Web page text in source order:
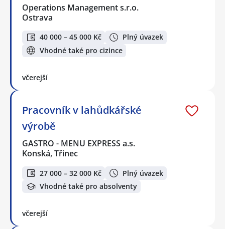
Operations Management s.r.o.
Ostrava
40 000 – 45 000 Kč
Plný úvazek
Vhodné také pro cizince
včerejší
Pracovník v lahůdkářské
výrobě
GASTRO - MENU EXPRESS a.s.
Konská, Třinec
27 000 – 32 000 Kč
Plný úvazek
Vhodné také pro absolventy
včerejší